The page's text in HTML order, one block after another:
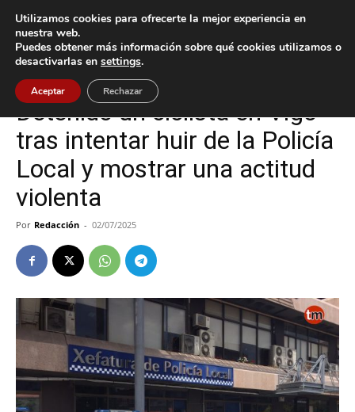
Inicio Sucesos
Sucesos Vigo
Detenido un ciclista en Vigo
tras intentar huir de la Policía
Local y mostrar una actitud
violenta
Por Redacción - 02/07/2025
Utilizamos cookies para ofrecerte la mejor experiencia en
nuestra web.
Puedes obtener más información sobre qué cookies utilizamos o
desactivarlas en settings.
Aceptar Rechazar